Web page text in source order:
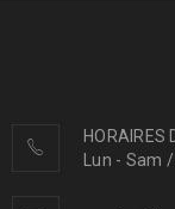
HORAIRES
Lun - Sam